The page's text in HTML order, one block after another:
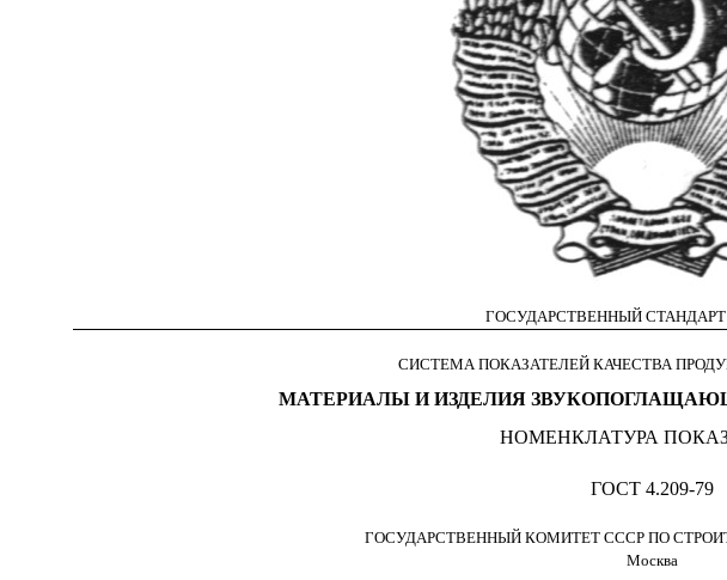
ГОСУДАРСТВЕННЫЙ
СИСТЕМА ПОКАЗАТЕЛЕЙ КАЧЕСТВА
МАТЕРИАЛЫ И ИЗДЕЛИЯ
НОМЕНКЛАТУРА
ГОСТ 4.209-79
ГОСУДАРСТВЕННЫЙ КОМИТЕТ СССР ПО
Москва